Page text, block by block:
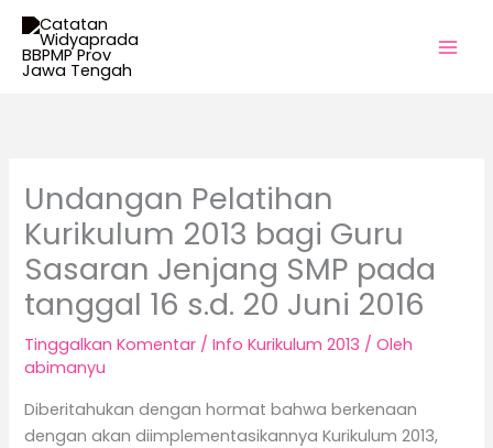
Lewati
konten
Undangan Pelatihan
Kurikulum 2013 bagi Guru
Sasaran Jenjang SMP pada
tanggal 16 s.d. 20 Juni 2016
Tinggalkan Komentar /Info Kurikulum 2013 / Oleh
abimanyu
Diberitahukan dengan hormat bahwa berkenaan
dengan akan diimplementasikannya Kurikulum 2013,